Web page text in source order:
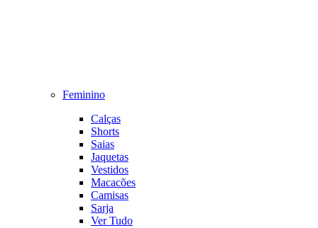
Feminino
Calças
Shorts
Saias
Jaquetas
Vestidos
Macacões
Camisas
Sarja
Ver Tudo